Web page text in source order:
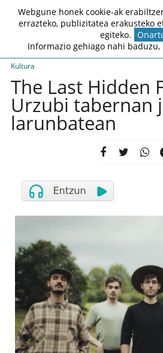
Kultura
The Last Hidden
Urzubi tabernan
larunbatean
Webgune honek cookie-ak
errazteko, publizitatea erakusteko
egiteko.
Informazio gehiago nahi